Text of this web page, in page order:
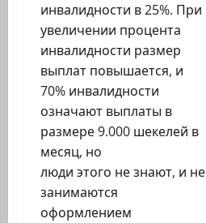
инвалидности в 25%. При
увеличении процента
инвалидности размер
выплат повышается, и
70% инвалидности
означают выплаты в
размере 9.000 шекелей в
месяц, но
люди этого не знают, и не
занимаются
оформлением